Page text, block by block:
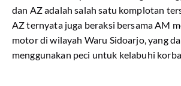
dan AZ adalah salah satu komplotan
AZ ternyata juga beraksi bersama AM
motor di wilayah Waru Sidoarjo, yang
menggunakan peci untuk kelabuhi